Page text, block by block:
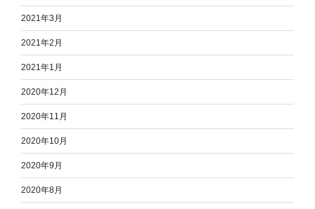
2021年3月
2021年2月
2021年1月
2020年12月
2020年11月
2020年10月
2020年9月
2020年8月